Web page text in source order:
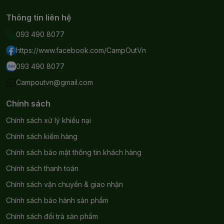
Thông tin liên hệ
093 490 8077
https://www.facebook.com/CampOutVn
093 490 8077
Campoutvn@gmail.com
Chính sách
Chính sách xử lý khiếu nại
Chính sách kiểm hàng
Chính sách bảo mật thông tin khách hàng
Chính sách thanh toán
Chính sách vận chuyển & giao nhận
Chính sách bảo hành sản phẩm
Chính sách đổi trả sản phẩm